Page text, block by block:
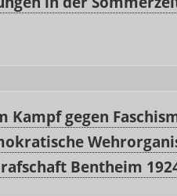
Kampf gegen
Bentheim